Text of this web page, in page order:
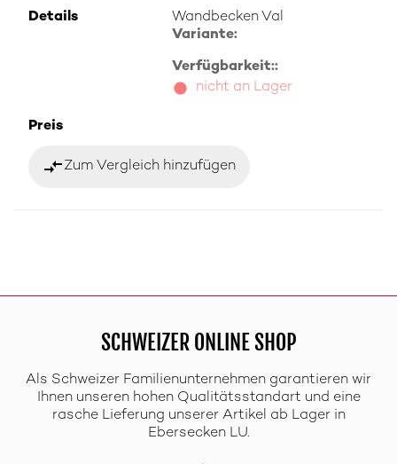
Details
Wandbecken Val
Variante:
Verfügbarkeit::
nicht an Lager
Preis
compare_arrowsZum Vergleich hinzufügen
SCHWEIZER ONLINE SHOP
Als Schweizer Familienunternehmen garantieren wir
Ihnen unseren hohen Qualitätsstandart und eine
rasche Lieferung unserer Artikel ab Lager in
Ebersecken LU.